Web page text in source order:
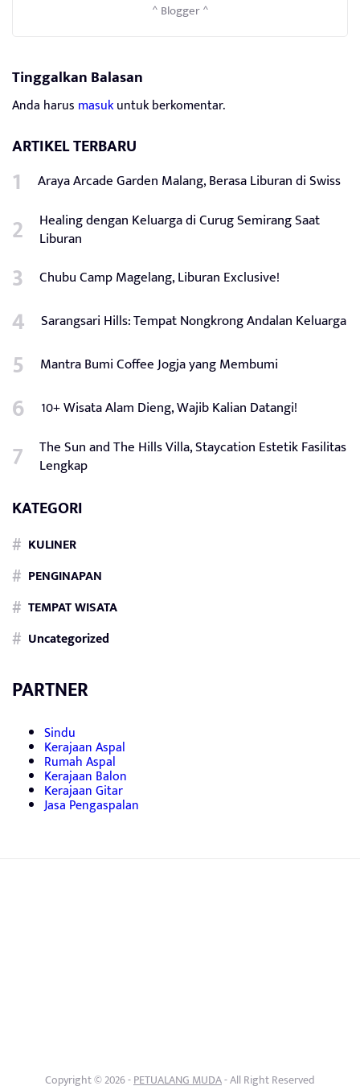
^ Blogger ^
Tinggalkan Balasan
Anda harus masukuntuk berkomentar.
ARTIKEL TERBARU
Araya Arcade Garden Malang, Berasa Liburan di Swiss
Healing dengan Keluarga di Curug Semirang Saat
Liburan
Chubu Camp Magelang, Liburan Exclusive!
Sarangsari Hills: Tempat Nongkrong Andalan Keluarga
Mantra Bumi Coffee Jogja yang Membumi
10+ Wisata Alam Dieng, Wajib Kalian Datangi!
The Sun and The Hills Villa, Staycation Estetik Fasilitas
Lengkap
KATEGORI
KULINER
PENGINAPAN
TEMPAT WISATA
Uncategorized
PARTNER
Sindu
Kerajaan Aspal
Rumah Aspal
Kerajaan Balon
Kerajaan Gitar
Jasa Pengaspalan
Copyright © 2026 -PETUALANG MUDA- All Right Reserved